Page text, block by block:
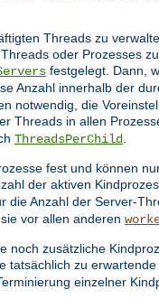
Threads zu
oder Prozesses
festgelegt. Dann,
Anzahl innerhalb der
notwendig, die
Threads in allen
ThreadsPerChild
fest und können
der aktiven
die Anzahl der Server-
vor allen anderen
zusätzliche
zu
einzelner